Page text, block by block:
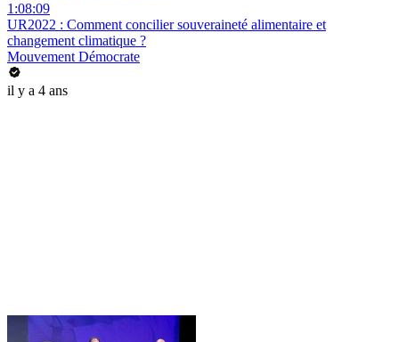
1:08:09
UR2022 : Comment concilier souveraineté alimentaire et
changement climatique ?
Mouvement Démocrate
il y a 4 ans